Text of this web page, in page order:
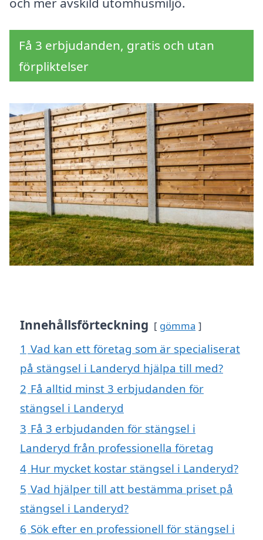
Få 3 erbjudanden, gratis och utan
förpliktelser
Innehållsförteckning gömma
1 Vad kan ett företag som är specialiserat
på stängsel i Landeryd hjälpa till med?
2 Få alltid minst 3 erbjudanden för
stängsel i Landeryd
3 Få 3 erbjudanden för stängsel i
Landeryd från professionella företag
4 Hur mycket kostar stängsel i Landeryd?
5 Vad hjälper till att bestämma priset på
stängsel i Landeryd?
6 Sök efter en professionell för stängsel i